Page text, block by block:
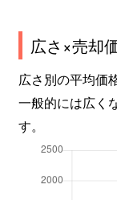
広さ×売却
広さ別の平均価
一般的には広く
す。